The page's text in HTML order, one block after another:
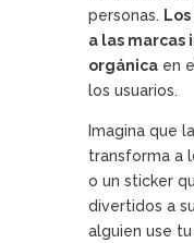
personas.
a las
orgánicaen
los usuarios.
Imagina que
transforma a
o un sticker
divertidos a
alguien use